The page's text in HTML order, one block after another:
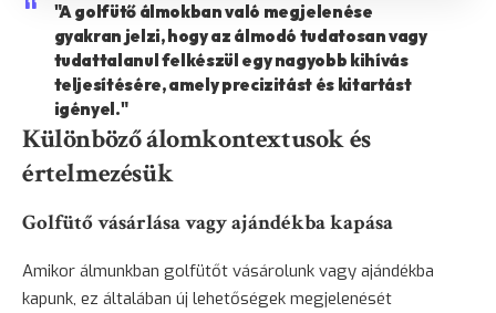
"A golfütő álmokban való megjelenése
gyakran jelzi, hogy az álmodó tudatosan vagy
tudattalanul felkészül egy nagyobb kihívás
teljesítésére, amely precizitást és kitartást
igényel."
Különböző álomkontextusok és
értelmezésük
Golfütő vásárlása vagy ajándékba kapása
Amikor álmunkban golfütőt vásárolunk vagy ajándékba
kapunk, ez általában új lehetőségek megjelenését